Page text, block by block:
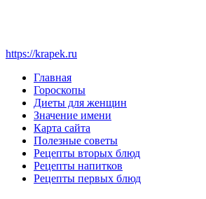
https://krapek.ru
Главная
Гороскопы
Диеты для женщин
Значение имени
Карта сайта
Полезные советы
Рецепты вторых блюд
Рецепты напитков
Рецепты первых блюд